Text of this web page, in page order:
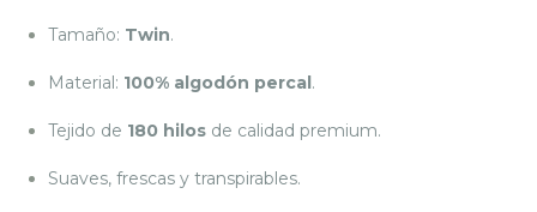
Tamaño: Twin.
Material: 100% algodón percal.
Tejido de 180 hilos de calidad premium.
Suaves, frescas y transpirables.